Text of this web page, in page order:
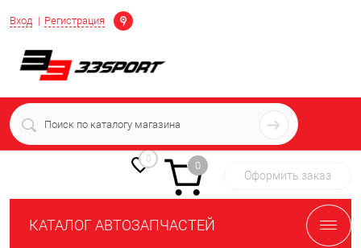
Вход Регистрация
Определение
+7 (939) 716-10-06
пн-пт 7:00-16:00 МСК
0
0
Оформить заказ
КАТАЛОГ АВТОЗАПЧАСТЕЙ